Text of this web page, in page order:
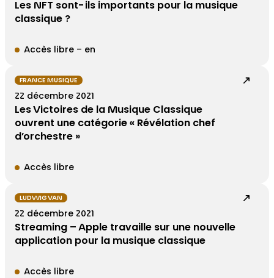
Les NFT sont-ils importants pour la musique
classique ?
Accès libre – en
FRANCE MUSIQUE
22 décembre 2021
Les Victoires de la Musique Classique
ouvrent une catégorie « Révélation chef
d’orchestre »
Accès libre
LUDWIG VAN
22 décembre 2021
Streaming – Apple travaille sur une nouvelle
application pour la musique classique
Accès libre